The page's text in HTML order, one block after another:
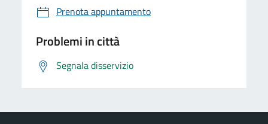
Prenota appuntamento
Problemi in città
Segnala disservizio